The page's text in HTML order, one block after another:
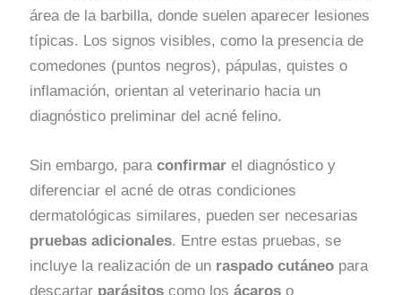
área de la barbilla, donde suelen aparecer lesiones
típicas. Los signos visibles, como la presencia de
comedones (puntos negros), pápulas, quistes o
inflamación, orientan al veterinario hacia un
diagnóstico preliminar del acné felino.
Sin embargo, paraconfirmarel diagnóstico y
diferenciar el acné de otras condiciones
dermatológicas similares, pueden ser necesarias
pruebas adicionales. Entre estas pruebas, se
incluye la realización de un raspado cutáneo para
descartar parásitoscomo losácaroso